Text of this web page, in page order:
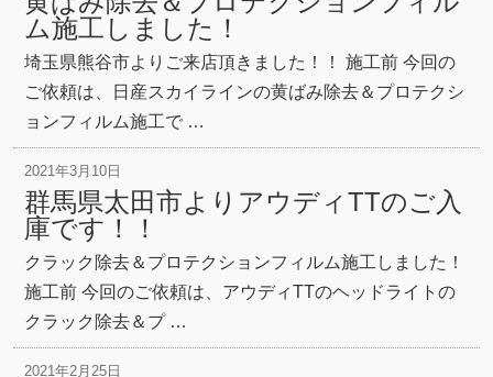
ム施工しました！
埼玉県熊谷市よりご来店頂きました！！ 施工前 今回の
ご依頼は、日産スカイラインの黄ばみ除去＆プロテクシ
ョンフィルム施工で …
2021年3月10日
群馬県太田市よりアウディTTのご入
庫です！！
クラック除去＆プロテクションフィルム施工しました！
施工前 今回のご依頼は、アウディTTのヘッドライトの
クラック除去＆プ …
2021年2月25日